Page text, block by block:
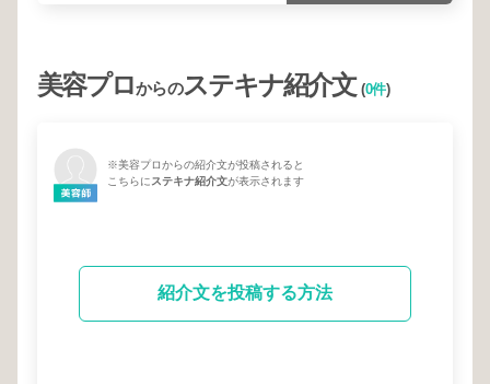
美容プロからのステキナ紹介文(0件)
※美容プロからの紹介文が投稿されると
こちらにステキナ紹介文が表示されます
紹介文を投稿する方法